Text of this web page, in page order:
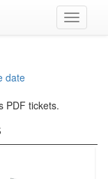
Toggle
date
PDF tickets.